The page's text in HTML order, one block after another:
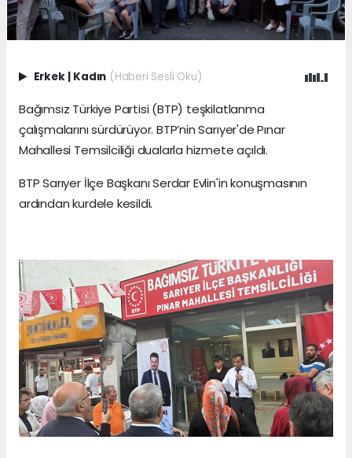
Erkek | Kadın (Haberi Sesli Oku)
Bağımsız Türkiye Partisi (BTP) teşkilatlanma
çalışmalarını sürdürüyor. BTP’nin Sarıyer'de Pınar
Mahallesi Temsilciliği dualarla hizmete açıldı.
BTP Sarıyer İlçe Başkanı Serdar Evlin'in konuşmasının
ardından kurdele kesildi.